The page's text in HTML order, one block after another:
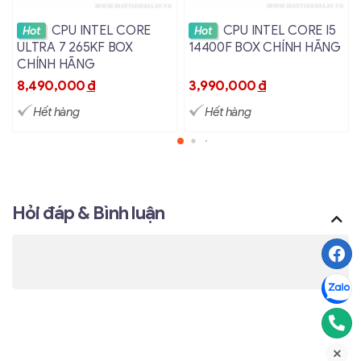
Xem chi tiết
Hot
CPU INTEL CORE
ULTRA 7 265KF BOX
CHÍNH HÃNG
8,490,000đ
Hết hàng
Xem chi tiết
Hot
CPU INTEL CORE I5
14400F BOX CHÍNH HÃNG
3,990,000đ
Hết hàng
Hỏi đáp & Bình luận